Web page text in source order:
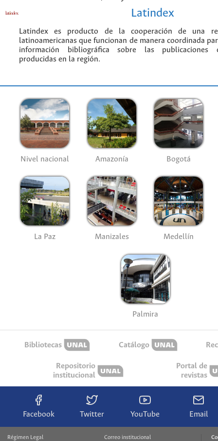
Latindex
Latindex es producto de la cooperación de una
latinoamericanas que funcionan de manera coordinada
información bibliográfica sobre las publicaciones
producidas en la región.
Nivel nacional Amazonía Bogotá
La Paz Manizales Medellín
Palmira
Bibliotecas Catálogo
Repositorio
institucional
Portal de
revistas
Facebook Twitter YouTube Email
Régimen Legal
Correo institucional